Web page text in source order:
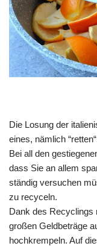
Die Losung der
eines, nämlich
Bei all den
dass Sie an allem
ständig versuchen
zu recyceln.
Dank des Recyclings
großen Geldbeträge
hochkrempeln. Auf